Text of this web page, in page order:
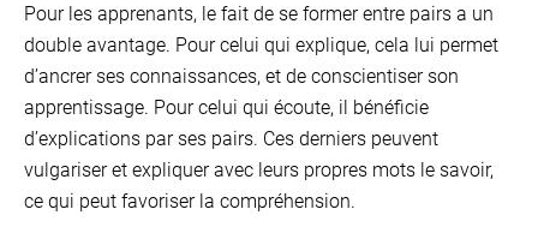
Pour les apprenants, le fait de se former entre pairs a un
double avantage. Pour celui qui explique, cela lui permet
d’ancrer ses connaissances, et de conscientiser son
apprentissage. Pour celui qui écoute, il bénéficie
d’explications par ses pairs. Ces derniers peuvent
vulgariser et expliquer avec leurs propres mots le savoir,
ce qui peut favoriser la compréhension.